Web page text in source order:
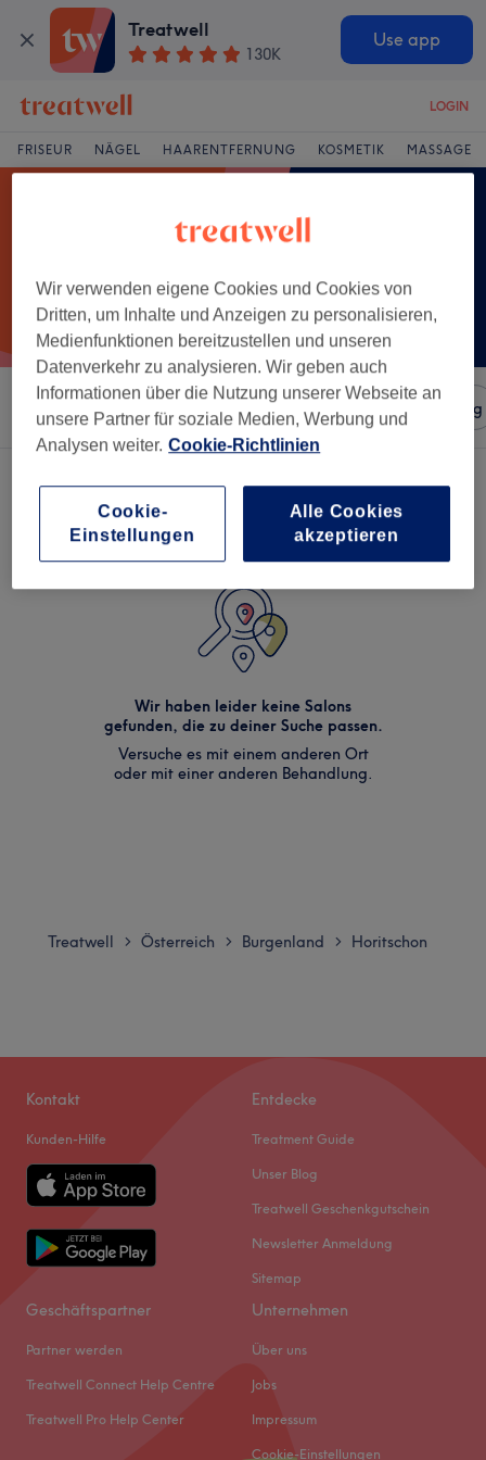
Treatwell
130K
Use app
LOGIN
FRISEUR NÄGEL HAARENTFERNUNG KOSMETIK MASSAGE
Sortieren nach Salons Expressangebote Bewertung
Wir haben leider keine Salons
gefunden, die zu deiner Suche passen.
Versuche es mit einem anderen Ort
oder mit einer anderen Behandlung.
Treatwell > Österreich > Burgenland > Horitschon
Kontakt
Kunden-Hilfe
Entdecke
Treatment Guide
Unser Blog
Treatwell Geschenkgutschein
Newsletter Anmeldung
Sitemap
Geschäftspartner
Partner werden
Treatwell Connect Help Centre
Treatwell Pro Help Center
Unternehmen
Über uns
Jobs
Impressum
Cookie-Einstellungen
Wir verwenden eigene Cookies und Cookies von
Dritten, um Inhalte und Anzeigen zu personalisieren,
Medienfunktionen bereitzustellen und unseren
Datenverkehr zu analysieren. Wir geben auch
Informationen über die Nutzung unserer Webseite an
unsere Partner für soziale Medien, Werbung und
Analysen weiter. Cookie-Richtlinien
Alle Cookies
akzeptieren
Cookie-
Einstellungen